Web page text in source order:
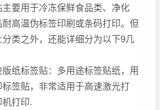
要用于冷冻保鲜食品类、净化
高温伪标签印刷或条码打印。但
类之外，还能详细分为以下9几
版纸标签贴：多用途标签贴纸，用
签贴，非常适用于高速激光打
打印.